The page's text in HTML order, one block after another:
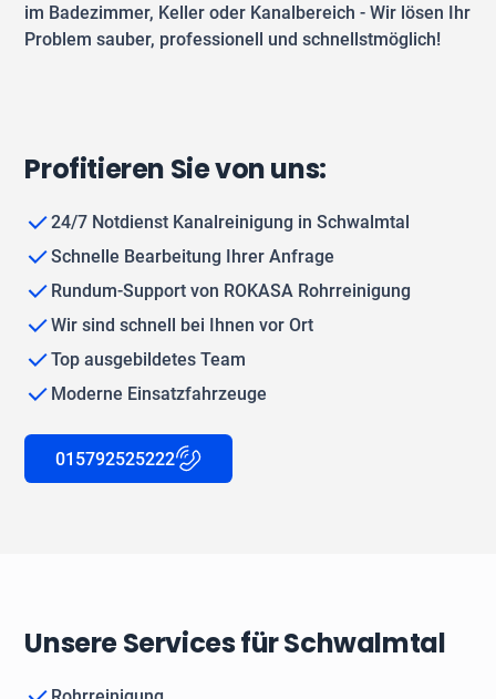
im Badezimmer, Keller oder Kanalbereich - Wir lösen Ihr
Problem sauber, professionell und schnellstmöglich!
Profitieren Sie von uns:
24/7 Notdienst Kanalreinigung in Schwalmtal
Schnelle Bearbeitung Ihrer Anfrage
Rundum-Support von ROKASA Rohrreinigung
Wir sind schnell bei Ihnen vor Ort
Top ausgebildetes Team
Moderne Einsatzfahrzeuge
015792525222
Unsere Services für Schwalmtal